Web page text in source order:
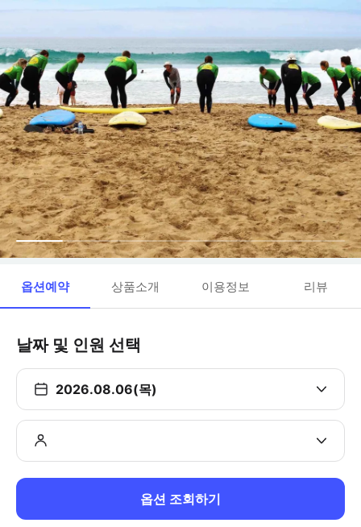
옵션예약 상품소개 이용정보 리뷰
날짜 및 인원 선택
2026.08.06(목)
옵션 조회하기